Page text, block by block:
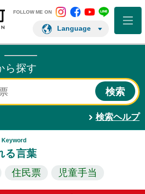
矢吹町ホームページ
FOLLOW ME ON 矢吹町 Instagram
矢吹町矢吹町矢吹町
Language
ら探す
検索ヘルプ
Keyword
る言葉
住民票 児童手当